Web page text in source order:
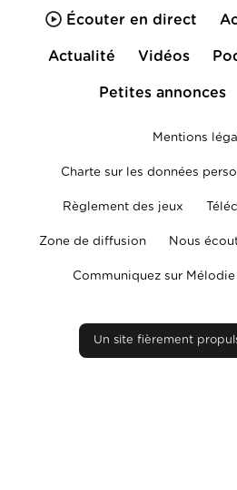
Écouter en direct
Actualité Vidéos
Petites annonces
Mentions
Charte sur les données
Règlement des jeux
Zone de diffusion Nous
Communiquez sur Mélodie
Un site fièrement